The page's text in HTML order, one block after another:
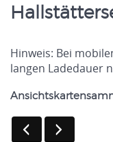
Hinweis: Bei
langen Ladedauer